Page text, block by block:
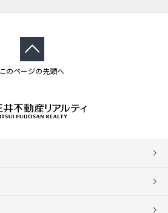
このページの先頭へ